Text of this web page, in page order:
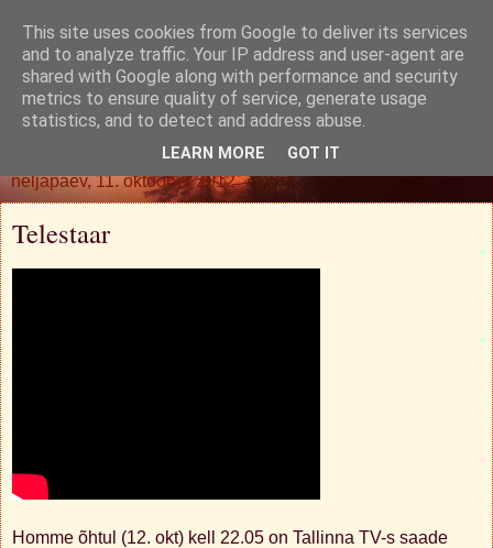
Oh. Jah. Muidugi.
neljapäev, 11. oktoober 2012
Telestaar
Homme õhtul (12. okt) kell 22.05 on Tallinna TV-s saade
This site uses cookies from Google to deliver its services
and to analyze traffic. Your IP address and user-agent are
shared with Google along with performance and security
metrics to ensure quality of service, generate usage
statistics, and to detect and address abuse.
LEARN MORE GOT IT